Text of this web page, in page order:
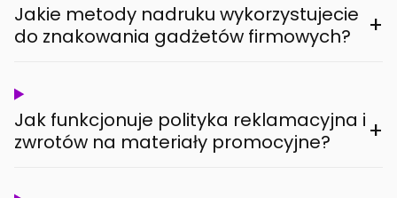
Jakie metody nadruku wykorzystujecie
do znakowania gadżetów firmowych?
+
Jak funkcjonuje polityka reklamacyjna i
zwrotów na materiały promocyjne?
+